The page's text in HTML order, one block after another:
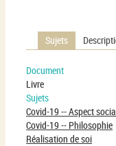
Sujets
Document
Livre
Sujets
Covid-19 -- Aspect
Covid-19 -- Philosophie
Réalisation de soi